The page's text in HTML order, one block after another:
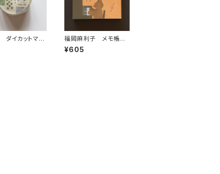
イカットマス
福岡麻利子 メモ帳
ブロックメモ Let it fl
ow くまピアノ
¥605